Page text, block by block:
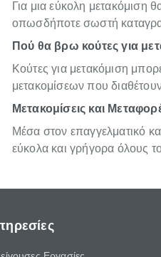
Για μια εύκολη μετακόμιση
οπωσδήποτε σωστή
Πού θα βρω κούτες για
Κούτες για μετακόμιση
μετακομίσεων που
Μετακομίσεις και
Μέσα στον επαγγελματικό
εύκολα και γρήγορα όλους